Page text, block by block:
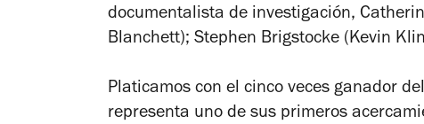
documentalista de investigación,
Blanchett); Stephen Brigstocke (Kevin
Platicamos con el cinco veces ganador
representa uno de sus primeros